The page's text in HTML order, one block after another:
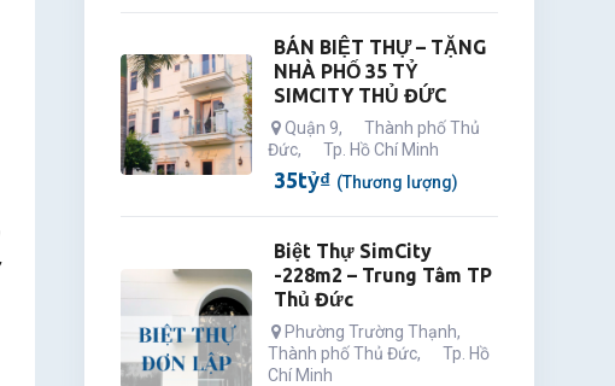
BÁN BIỆT THỰ – TẶNG
NHÀ PHỐ 35 TỶ
SIMCITY THỦ ĐỨC
Quận 9,
Thành phố Thủ
Đức, Tp. Hồ Chí Minh
35tỷ₫ (Thương lượng)
Biệt Thự SimCity
-228m2 – Trung Tâm TP
Thủ Đức
Phường Trường Thạnh,
Thành phố Thủ Đức,
Tp. Hồ
Chí Minh